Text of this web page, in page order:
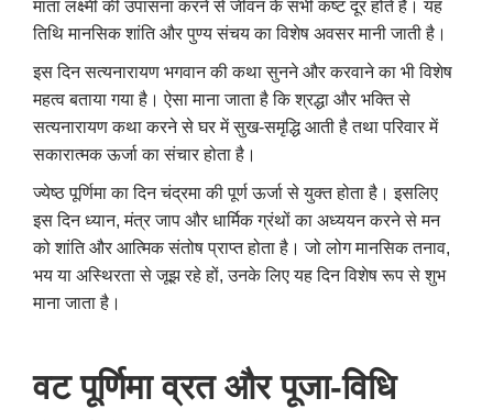
माता लक्ष्मी की उपासना करने से जीवन के सभी कष्ट दूर होते हैं। यह
तिथि मानसिक शांति और पुण्य संचय का विशेष अवसर मानी जाती है।
इस दिन सत्यनारायण भगवान की कथा सुनने और करवाने का भी विशेष
महत्व बताया गया है। ऐसा माना जाता है कि श्रद्धा और भक्ति से
सत्यनारायण कथा करने से घर में सुख-समृद्धि आती है तथा परिवार में
सकारात्मक ऊर्जा का संचार होता है।
ज्येष्ठ पूर्णिमा का दिन चंद्रमा की पूर्ण ऊर्जा से युक्त होता है। इसलिए
इस दिन ध्यान, मंत्र जाप और धार्मिक ग्रंथों का अध्ययन करने से मन
को शांति और आत्मिक संतोष प्राप्त होता है। जो लोग मानसिक तनाव,
भय या अस्थिरता से जूझ रहे हों, उनके लिए यह दिन विशेष रूप से शुभ
माना जाता है।
वट पूर्णिमा व्रत और पूजा-विधि